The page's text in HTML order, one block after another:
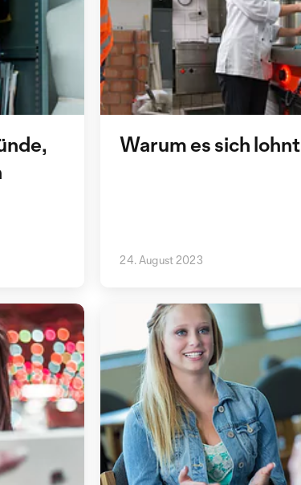
Warum es sich lohnt
24. August 2023